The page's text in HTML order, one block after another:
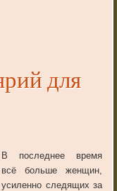
для
В последнее время
всё больше женщин,
усиленно следящих за